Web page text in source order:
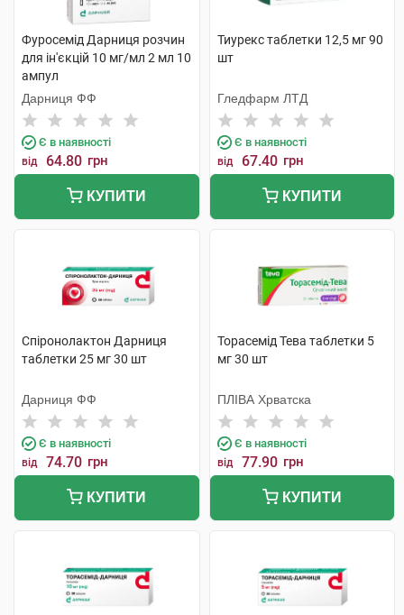
Фуросемід Дарниця розчин
для ін'єкцій 10 мг/мл 2 мл 10
ампул
Дарниця ФФ
Є в наявності
від 64.80 грн
КУПИТИ
Тиурекс таблетки 12,5 мг 90
шт
Гледфарм ЛТД
Є в наявності
від 67.40 грн
КУПИТИ
Спіронолактон Дарниця
таблетки 25 мг 30 шт
Дарниця ФФ
Є в наявності
від 74.70 грн
КУПИТИ
Торасемід Тева таблетки 5
мг 30 шт
ПЛІВА Хрватска
Є в наявності
від 77.90 грн
КУПИТИ